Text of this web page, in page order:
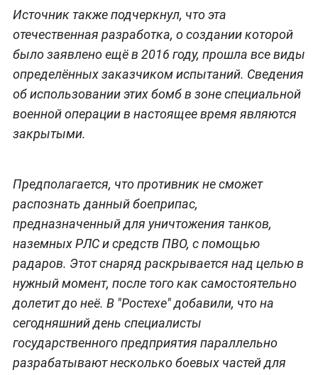
Источник также подчеркнул, что эта
отечественная разработка, о создании которой
было заявлено ещё в 2016 году, прошла все виды
определённых заказчиком испытаний. Сведения
об использовании этих бомб в зоне специальной
военной операции в настоящее время являются
закрытыми.
Предполагается, что противник не сможет
распознать данный боеприпас,
предназначенный для уничтожения танков,
наземных РЛС и средств ПВО, с помощью
радаров. Этот снаряд раскрывается над целью в
нужный момент, после того как самостоятельно
долетит до неё. В "Ростехе" добавили, что на
сегодняшний день специалисты
государственного предприятия параллельно
разрабатывают несколько боевых частей для